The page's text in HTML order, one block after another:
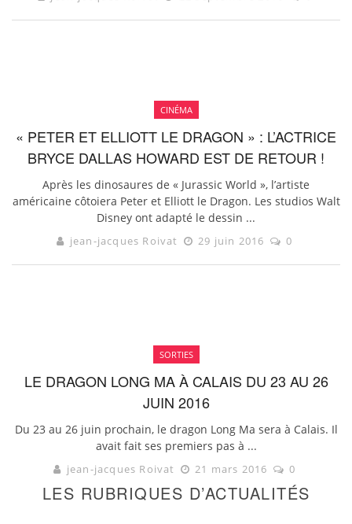
CINÉMA
« PETER ET ELLIOTT LE DRAGON » : L’ACTRICE
BRYCE DALLAS HOWARD EST DE RETOUR !
Après les dinosaures de « Jurassic World », l’artiste
américaine côtoiera Peter et Elliott le Dragon. Les studios Walt
Disney ont adapté le dessin ...
jean-jacques Roivat 29 juin 2016 0
SORTIES
LE DRAGON LONG MA À CALAIS DU 23 AU 26
JUIN 2016
Du 23 au 26 juin prochain, le dragon Long Ma sera à Calais. Il
avait fait ses premiers pas à ...
jean-jacques Roivat 21 mars 2016 0
LES RUBRIQUES D’ACTUALITÉS